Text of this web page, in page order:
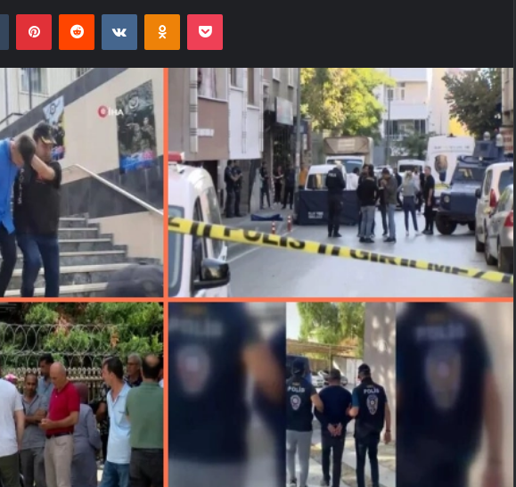
Tumblr PinterestReddit VKontakteOdnoklassniki
Pocket